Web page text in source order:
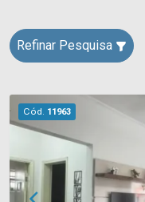
Refinar Pesquisa
Cód. 11963